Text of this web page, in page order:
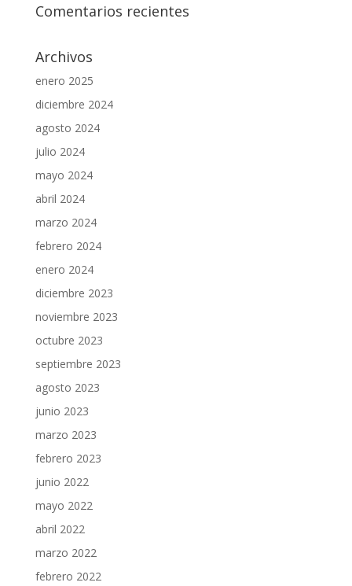
Comentarios recientes
Archivos
enero 2025
diciembre 2024
agosto 2024
julio 2024
mayo 2024
abril 2024
marzo 2024
febrero 2024
enero 2024
diciembre 2023
noviembre 2023
octubre 2023
septiembre 2023
agosto 2023
junio 2023
marzo 2023
febrero 2023
junio 2022
mayo 2022
abril 2022
marzo 2022
febrero 2022